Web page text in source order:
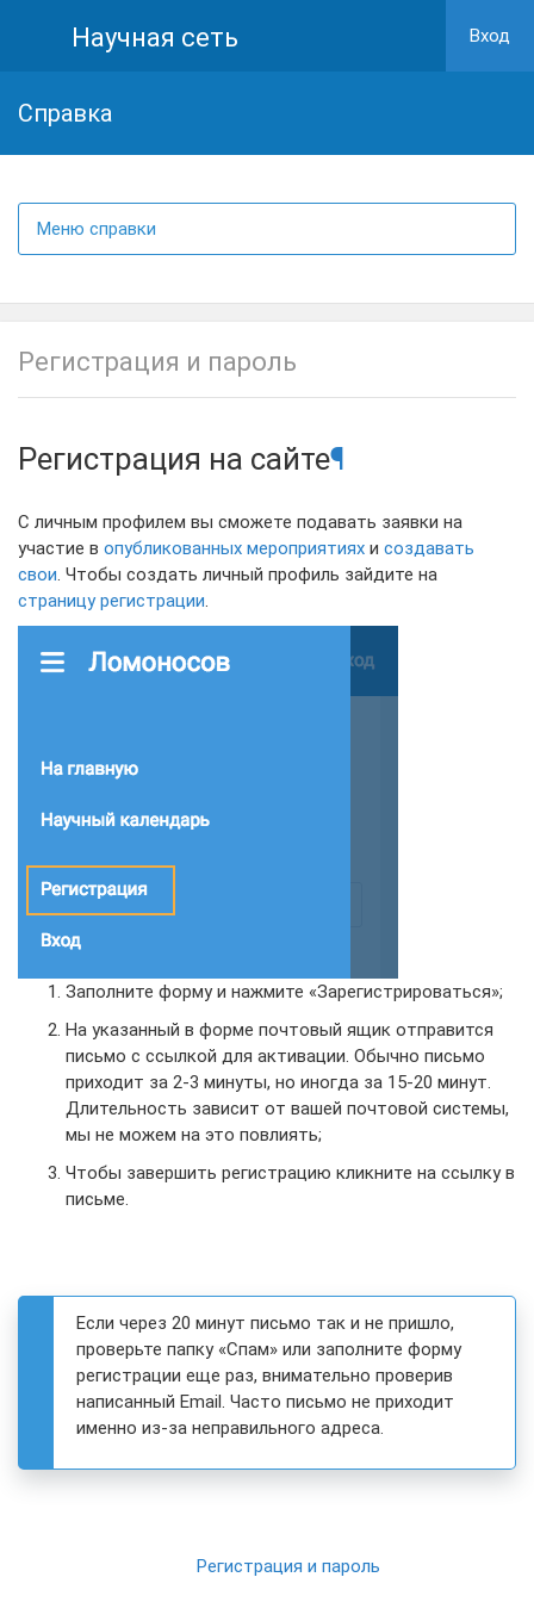
Научная сеть Вход
Cправка
Меню справки
Регистрация и пароль
Регистрация на сайте¶
С личным профилем вы сможете подавать заявки на
участие в опубликованных мероприятиях и создавать
свои. Чтобы создать личный профиль зайдите на
страницу регистрации.
Заполните форму и нажмите «Зарегистрироваться»;
На указанный в форме почтовый ящик отправится
письмо с ссылкой для активации. Обычно письмо
приходит за 2-3 минуты, но иногда за 15-20 минут.
Длительность зависит от вашей почтовой системы,
мы не можем на это повлиять;
Чтобы завершить регистрацию кликните на ссылку в
письме.
Если через 20 минут письмо так и не пришло,
проверьте папку «Спам» или заполните форму
регистрации еще раз, внимательно проверив
написанный Email. Часто письмо не приходит
именно из-за неправильного адреса.
Регистрация и пароль